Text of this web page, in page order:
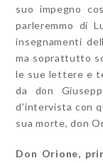
suo impegno
parleremmo di
insegnamenti
ma soprattutto
le sue lettere e
da don
d’intervista con
sua morte, don
Don Orione,